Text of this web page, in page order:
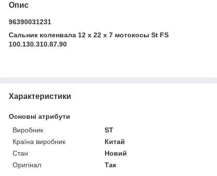
Опис
96390031231
Сальник коленвала 12 х 22 х 7 мотокосы St FS
100.130.310.87.90
Характеристики
Основні атрибути
Виробник
ST
Країна виробник
Китай
Стан
Новий
Оригінал
Так